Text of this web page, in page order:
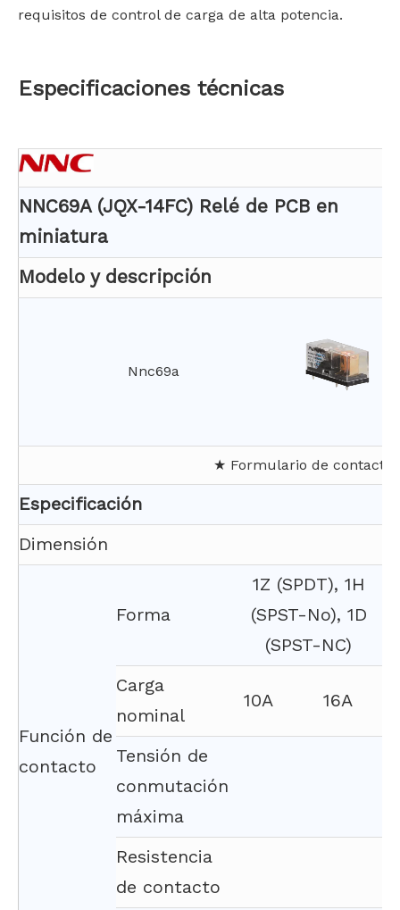
requisitos de control de carga de alta potencia.
Especificaciones técnicas
NNC69A (JQX-14FC) Relé de PCB en
miniatura
Modelo y descripción
Nnc69a
★ Formulario de contacto:
Especificación
Dimensión
Función de
contacto
Forma
1Z (SPDT), 1H
(SPST-No), 1D
(SPST-NC)
Carga
nominal
10A 16A
Tensión de
conmutación
máxima
Resistencia
de contacto